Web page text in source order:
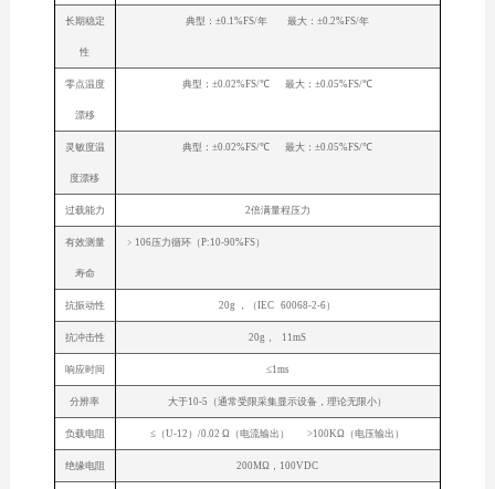
长期稳定
性
典型：±0.1%FS/年 最大：±0.2%FS/年
零点温度
漂移
典型：±0.02%FS/℃ 最大：±0.05%FS/℃
灵敏度温
度漂移
典型：±0.02%FS/℃ 最大：±0.05%FS/℃
过载能力 2倍满量程压力
有效测量
寿命
﹥106压力循环（P:10-90%FS）
抗振动性 20g ，（IEC 60068-2-6）
抗冲击性 20g， 11mS
响应时间 ≤1ms
分辨率 大于10-5（通常受限采集显示设备，理论无限小）
负载电阻 ≤（U-12）/0.02 Ω（电流输出） >100KΩ（电压输出）
绝缘电阻 200MΩ，100VDC